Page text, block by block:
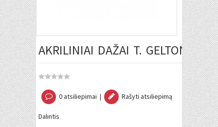
AKRILINIAI DAŽAI T. GELTONOS
0 atsiliepimai | Rašyti atsiliepimą
Dalintis